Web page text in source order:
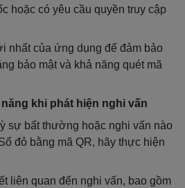
hoặc có yêu cầu quyền truy cập
nhất của ứng dụng để đảm bảo
bảo mật và khả năng quét mã
khi phát hiện nghi vấn
sự bất thường hoặc nghi vấn nào
đỏ bằng mã QR, hãy thực hiện
liên quan đến nghi vấn, bao gồm